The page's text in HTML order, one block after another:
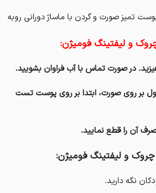
تمیزصورت و گردن با ماساژ دورانی روبه
و لیفتینگ فومیژن:
در صورت تماس با آب فراوان بشویید.
بر روی صورت، ابتدا بر روی پوست تست
آن را قطع نمایید.
و لیفتینگ فومیژن:
نگه دارید.